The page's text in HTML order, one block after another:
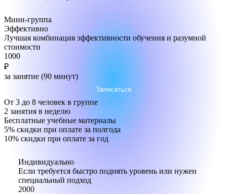
Мини-группа
Эффективно
Лучшая комбинация эффективности обучения и разумной
стоимости
1000
₽
за занятие (90 минут)
Записаться
От 3 до 8 человек в группе
2 занятия в неделю
Бесплатные учебные материалы
5% скидки при оплате за полгода
10% скидки при оплате за год
Индивидуально
Если требуется быстро поднять уровень или нужен
специальный подход
2000